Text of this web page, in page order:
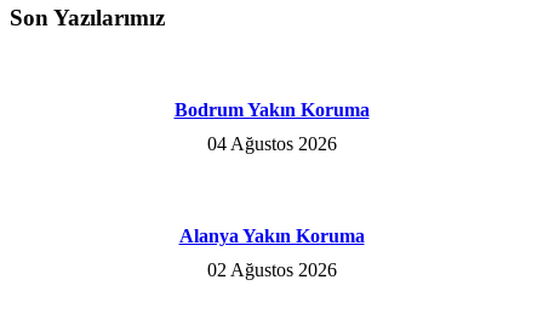
Son Yazılarımız
Bodrum Yakın Koruma
04 Ağustos 2026
Alanya Yakın Koruma
02 Ağustos 2026